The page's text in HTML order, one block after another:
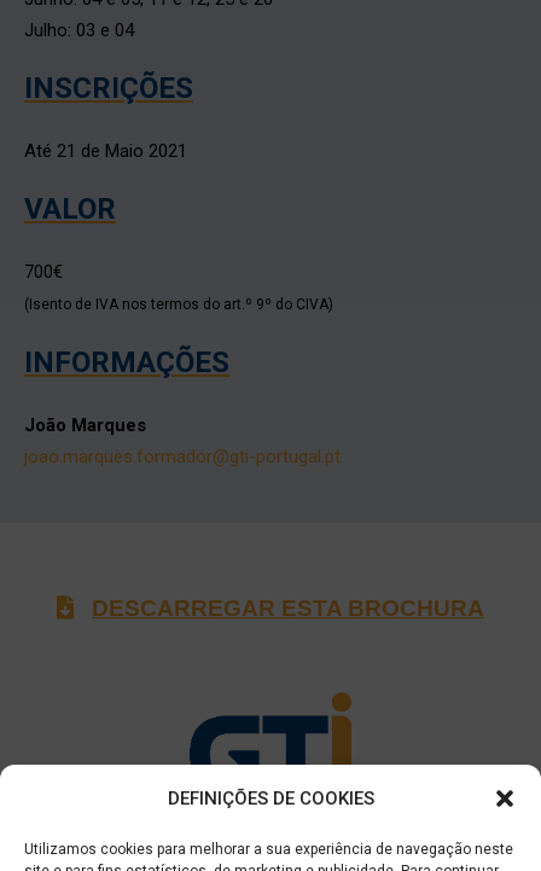
DEFINIÇÕES DE COOKIES
Utilizamos cookies para melhorar a sua experiência de navegação neste
Julho: 03 e 04
INSCRIÇÕES
Até 21 de Maio 2021
VALOR
700€
(Isento de IVA nos termos do art.º 9º do CIVA)
INFORMAÇÕES
João Marques
joao.marques.formador@gti-portugal.pt
DESCARREGAR ESTA BROCHURA